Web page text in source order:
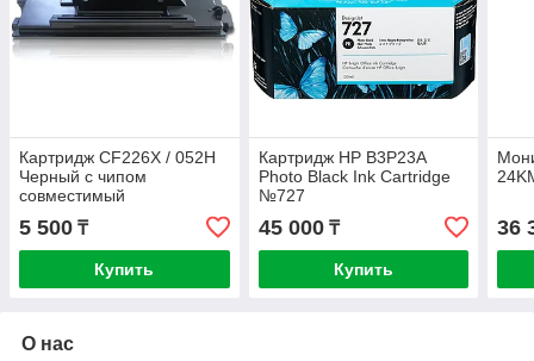
Картридж CF226X / 052H
Черный с чипом
совместимый
5 500 ₸
Купить
Картридж HP B3P23A
Photo Black Ink Cartridge
№727
45 000₸
Купить
36
О нас